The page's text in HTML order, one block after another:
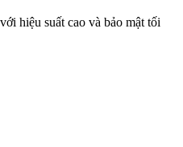
hiệu suất cao và bảo mật tối